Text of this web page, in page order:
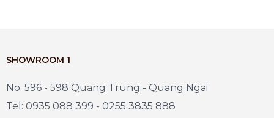
SHOWROOM 1
No. 596 - 598 Quang Trung - Quang Ngai
Tel: 0935 088 399 - 0255 3835 888